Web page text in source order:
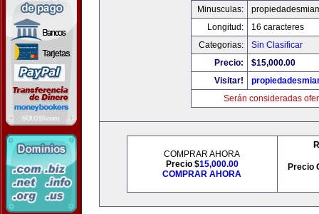
Minusculas:
Longitud:
16 caracteres
Categorias:
Sin Clasificar
Precio:
$15,000.00
Visitar!
Serán consideradas
COMPRAR AHORA
Precio $15,000.00
COMPRAR AHORA
Precio